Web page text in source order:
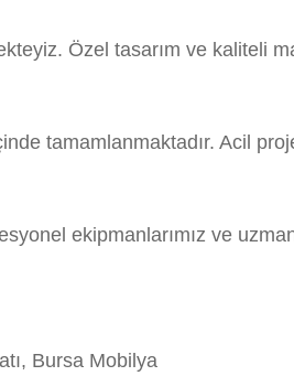
Özel tasarım ve kaliteli
tamamlanmaktadır. Acil
ekipmanlarımız ve
Bursa Mobilya